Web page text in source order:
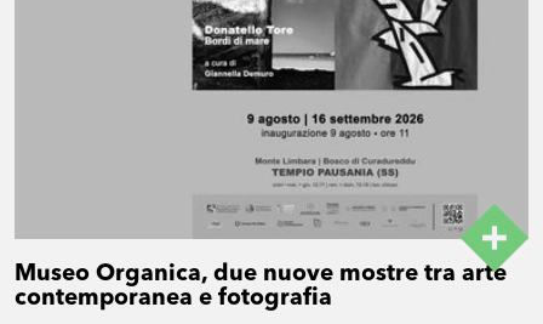
Museo Organica, due nuove mostre tra arte
contemporanea e fotografia